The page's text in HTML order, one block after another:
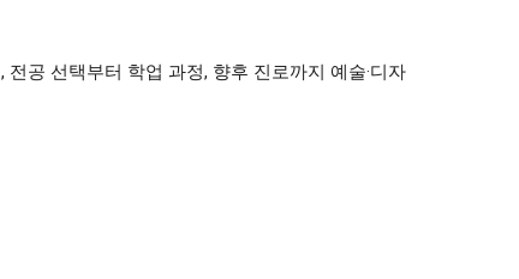
공 선택부터 학업 과정, 향후 진로까지 예술·디자